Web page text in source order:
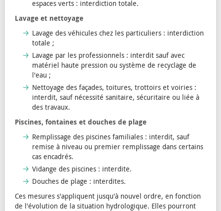
espaces verts : interdiction totale.
Lavage et nettoyage
Lavage des véhicules chez les particuliers : interdiction
totale ;
Lavage par les professionnels : interdit sauf avec
matériel haute pression ou système de recyclage de
l'eau ;
Nettoyage des façades, toitures, trottoirs et voiries :
interdit, sauf nécessité sanitaire, sécuritaire ou liée à
des travaux.
Piscines, fontaines et douches de plage
Remplissage des piscines familiales : interdit, sauf
remise à niveau ou premier remplissage dans certains
cas encadrés.
Vidange des piscines : interdite.
Douches de plage : interdites.
Ces mesures s'appliquent jusqu'à nouvel ordre, en fonction
de l'évolution de la situation hydrologique. Elles pourront